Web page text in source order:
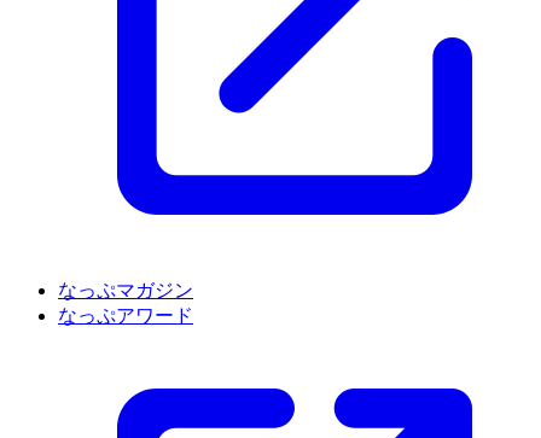
なっぷマガジン
なっぷアワード